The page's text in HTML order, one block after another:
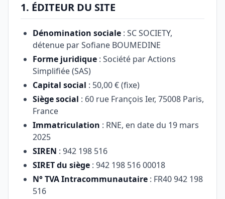
1. ÉDITEUR DU SITE
Dénomination sociale : SC SOCIETY,
détenue par Sofiane BOUMEDINE
Forme juridique : Société par Actions
Simplifiée (SAS)
Capital social : 50,00 € (fixe)
Siège social : 60 rue François Ier, 75008 Paris,
France
Immatriculation : RNE, en date du 19 mars
2025
SIREN : 942 198 516
SIRET du siège : 942 198 516 00018
N° TVA Intracommunautaire : FR40 942 198
516